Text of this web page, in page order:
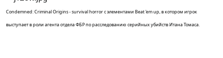
Condemned: Criminal Origins - survival horror с элементами Beat 'em up, в котором игрок
выступает в роли агента отдела ФБР по расследованию серийных убийств Итана Томаса.